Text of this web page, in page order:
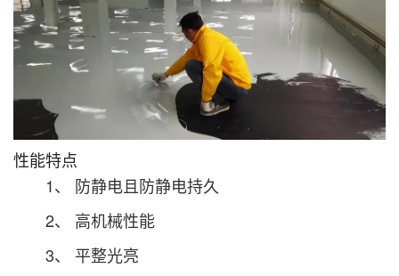
性能特点
1、 防静电且防静电持久
2、 高机械性能
3、 平整光亮